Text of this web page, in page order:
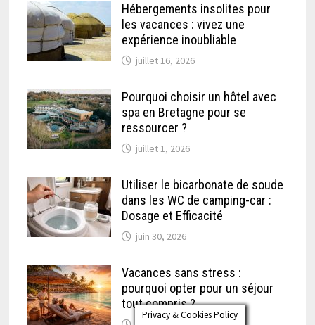
Hébergements insolites pour
les vacances : vivez une
expérience inoubliable
juillet 16, 2026
Pourquoi choisir un hôtel avec
spa en Bretagne pour se
ressourcer ?
juillet 1, 2026
Utiliser le bicarbonate de soude
dans les WC de camping-car :
Dosage et Efficacité
juin 30, 2026
Vacances sans stress :
pourquoi opter pour un séjour
tout compris ?
Privacy & Cookies Policy